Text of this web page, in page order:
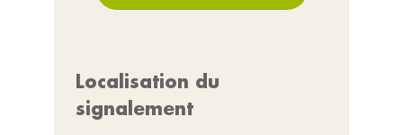
Localisation du
signalement